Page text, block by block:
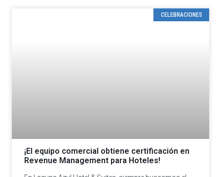
CELEBRACIONES
¡El equipo comercial obtiene certificación en
Revenue Management para Hoteles!